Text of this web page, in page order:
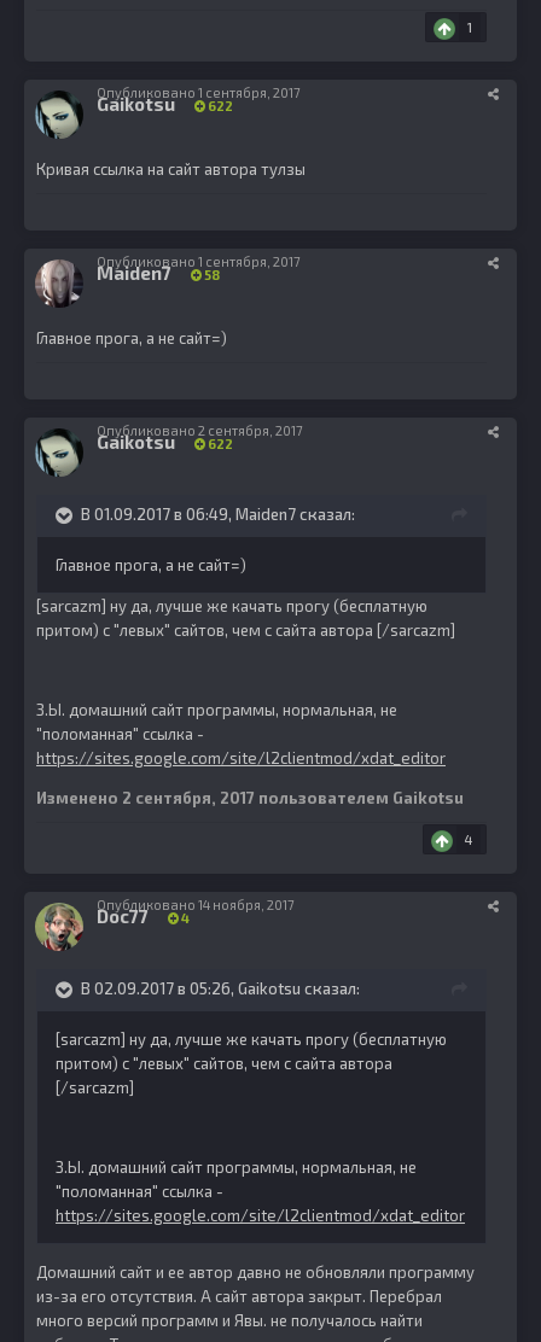
1
Gaikotsu 622
Опубликовано 1 сентября, 2017
Кривая ссылка на сайт автора тулзы
Maiden7 58
Опубликовано 1 сентября, 2017
Главное прога, а не сайт=)
Gaikotsu 622
Опубликовано 2 сентября, 2017
В 01.09.2017 в 06:49, Maiden7 сказал:
Главное прога, а не сайт=)
[sarcazm] ну да, лучше же качать прогу (бесплатную
притом) с "левых" сайтов, чем с сайта автора [/sarcazm]
З.Ы. домашний сайт программы, нормальная, не
"поломанная" ссылка -
https://sites.google.com/site/l2clientmod/xdat_editor
Изменено 2 сентября, 2017 пользователем Gaikotsu
4
Doc77 4
Опубликовано 14 ноября, 2017
В 02.09.2017 в 05:26, Gaikotsu сказал:
[sarcazm] ну да, лучше же качать прогу (бесплатную
притом) с "левых" сайтов, чем с сайта автора
[/sarcazm]
З.Ы. домашний сайт программы, нормальная, не
"поломанная" ссылка -
https://sites.google.com/site/l2clientmod/xdat_editor
Домашний сайт и ее автор давно не обновляли программу
из-за его отсутствия. А сайт автора закрыт. Перебрал
много версий программ и Явы. не получалось найти